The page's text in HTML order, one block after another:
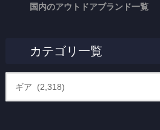
国内のアウトドアブランド一覧
カテゴリ一覧